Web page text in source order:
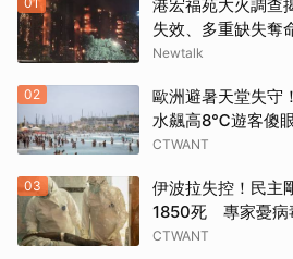
港宏福苑大火調查
失效、多重缺失奪
Newtalk
02
歐洲避暑天堂失
水飆高8℃遊客傻
CTWANT
03
伊波拉失控！民主
1850死 專家憂病
CTWANT